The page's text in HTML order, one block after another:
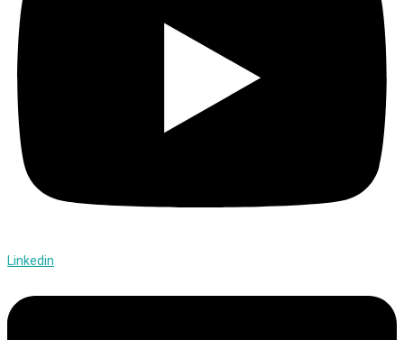
Linkedin